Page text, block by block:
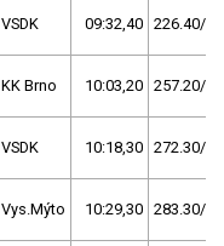
VSDK 09:32,40 226.40/
KK Brno 10:03,20 257.20/
VSDK 10:18,30 272.30/
Vys.Mýto 10:29,30 283.30/